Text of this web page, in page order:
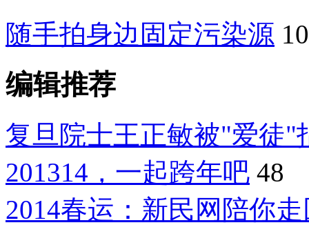
随手拍身边固定污染源 10
编辑推荐
复旦院士王正敏被"爱徒"
201314，一起跨年吧 48
2014春运：新民网陪你